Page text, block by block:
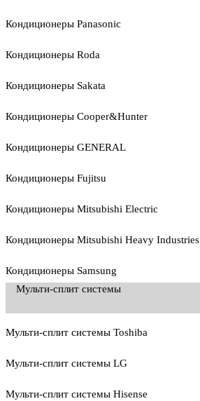
Кондиционеры Panasonic
Кондиционеры Roda
Кондиционеры Sakata
Кондиционеры Cooper&Hunter
Кондиционеры GENERAL
Кондиционеры Fujitsu
Кондиционеры Mitsubishi Electric
Кондиционеры Mitsubishi Heavy Industries
Кондиционеры Samsung
Мульти-сплит системы
Мульти-сплит системы Toshiba
Мульти-сплит системы LG
Мульти-сплит системы Hisense